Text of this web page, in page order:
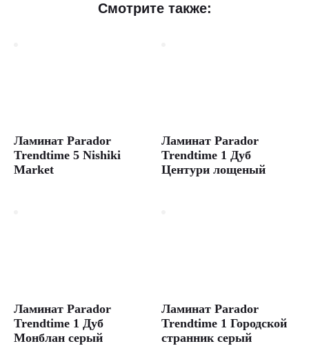
Смотрите также:
Ламинат Parador
Trendtime 5 Nishiki
Market
Ламинат Parador
Trendtime 1 Дуб
Центури лощеный
Ламинат Parador
Trendtime 1 Дуб
Монблан серый
Ламинат Parador
Trendtime 1 Городской
странник серый